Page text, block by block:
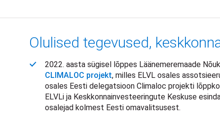
Olulised tegevused,
2022. aasta sügisel lõppes Läänemeremaade
CLIMALOC projekt, milles ELVL osales
osales Eesti delegatsioon Climaloc projekti
ELVLi ja Keskkonnainvesteeringute Keskuse
osalejad kolmest Eesti omavalitsusest.